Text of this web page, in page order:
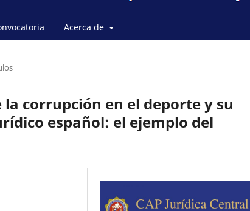
Acerca de
corrupción en el deporte y su
español: el ejemplo del